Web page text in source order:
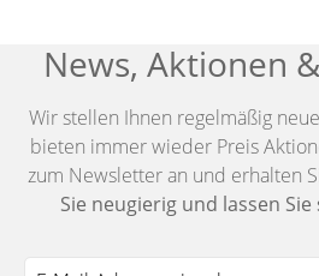
News, Aktionen
Wir stellen Ihnen regelmäßig
bieten immer wieder Preis
zum Newsletter an und erhalten
Sie neugierig und lassen